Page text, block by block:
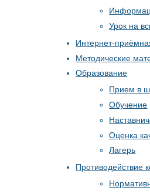
Урок на
Интернет-
Методические
Образование
Прием в
Обучение
Оценка
Лагерь
Противодействие